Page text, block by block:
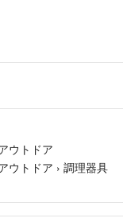
ウトドア
ウトドア › 調理器具